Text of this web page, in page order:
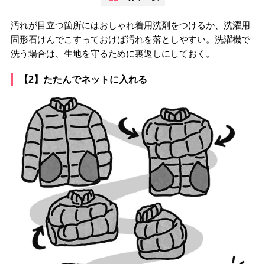
汚れが目立つ箇所にはおしゃれ着用洗剤をつけるか、洗濯用
固形石けんでこすっておけば汚れを落としやすい。洗濯機で
洗う場合は、生地を守るために裏返しにしておく。
【2】たたんでネットに入れる